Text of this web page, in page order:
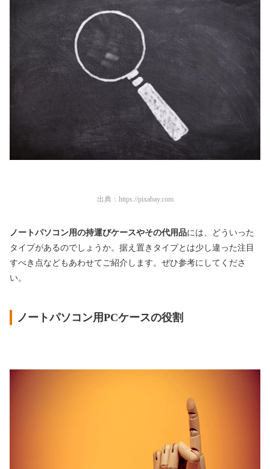
出典： https://pixabay.com
ノートパソコン用の持運びケースやその代用品には、どういった
タイプがあるのでしょうか。据え置きタイプとは少し違った注目
すべき点などもあわせてご紹介します。ぜひ参考にしてくださ
い。
ノートパソコン用PCケースの役割